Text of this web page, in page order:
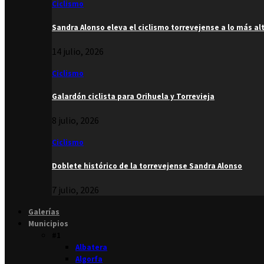
Ciclismo
Sandra Alonso eleva el ciclismo torrevejense a lo más
14 julio, 2026
Ciclismo
Galardón ciclista para Orihuela y Torrevieja
8 julio, 2026
Ciclismo
Doblete histórico de la torrevejense Sandra Alonso
7 julio, 2026
Galerías
Municipios
Albatera
Algorfa